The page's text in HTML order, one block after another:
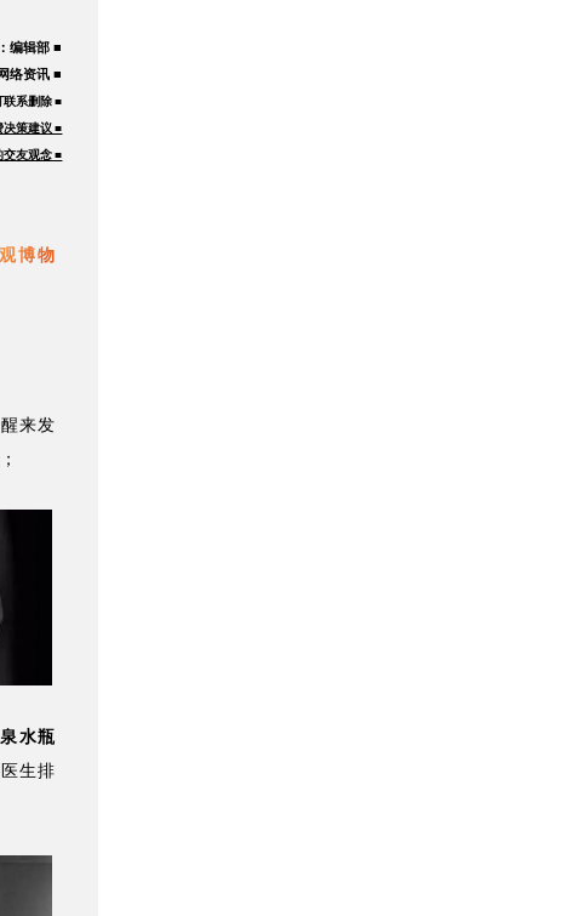
编辑部 ■
络资讯 ■
联系删除 ■
决策建议 ■
交友观念 ■
博物
来发
水瓶
生排